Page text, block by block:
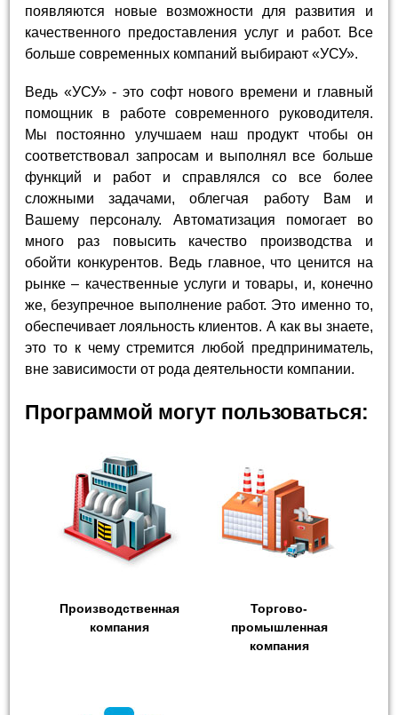
появляются новые возможности для развития и
качественного предоставления услуг и работ. Все
больше современных компаний выбирают «УСУ».
Ведь «УСУ» - это софт нового времени и главный
помощник в работе современного руководителя.
Мы постоянно улучшаем наш продукт чтобы он
соответствовал запросам и выполнял все больше
функций и работ и справлялся со все более
сложными задачами, облегчая работу Вам и
Вашему персоналу. Автоматизация помогает во
много раз повысить качество производства и
обойти конкурентов. Ведь главное, что ценится на
рынке – качественные услуги и товары, и, конечно
же, безупречное выполнение работ. Это именно то,
обеспечивает лояльность клиентов. А как вы знаете,
это то к чему стремится любой предприниматель,
вне зависимости от рода деятельности компании.
Программой могут пользоваться:
Производственная
компания
Торгово-
промышленная
компания